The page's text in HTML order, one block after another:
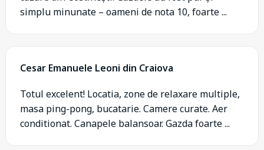
simplu minunate – oameni de nota 10, foarte ...
Cesar Emanuele Leoni din Craiova
Totul excelent! Locatia, zone de relaxare multiple,
masa ping-pong, bucatarie. Camere curate. Aer
conditionat. Canapele balansoar. Gazda foarte ...